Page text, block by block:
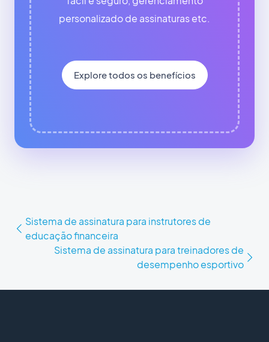
personalizado de assinaturas etc.
Explore todos os benefícios
Sistema de assinatura para instrutores de
educação financeira
Sistema de assinatura para treinadores de
desempenho esportivo